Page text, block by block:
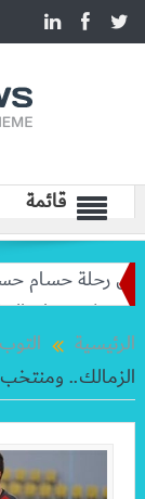
قائمة
حسام حسن
تودعان البطولة
الرئيسية
الزمالك..